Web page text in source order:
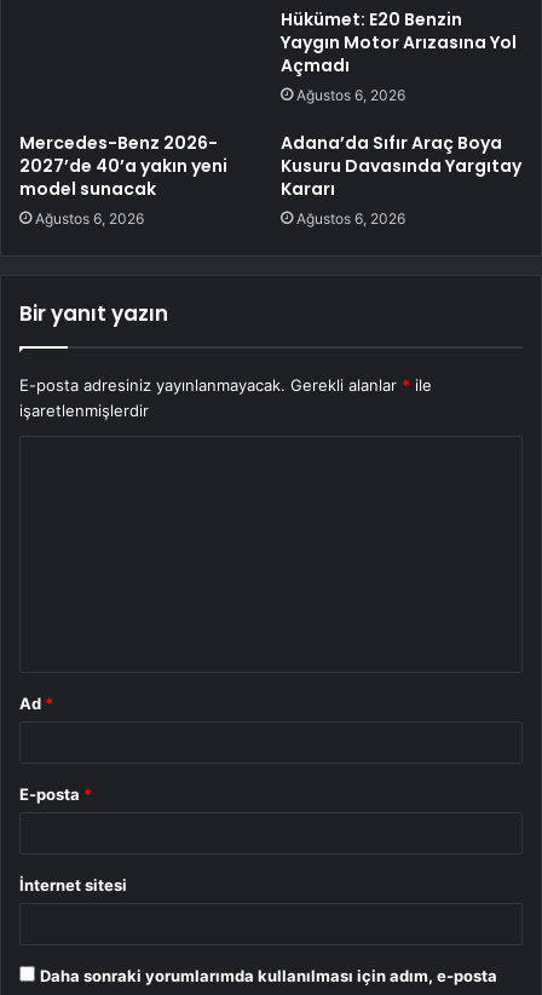
Hükümet: E20 Benzin
Yaygın Motor Arızasına Yol
Açmadı
Ağustos 6, 2026
Mercedes-Benz 2026-
2027’de 40’a yakın yeni
model sunacak
Ağustos 6, 2026
Adana’da Sıfır Araç Boya
Kusuru Davasında Yargıtay
Kararı
Ağustos 6, 2026
Bir yanıt yazın
E-posta adresiniz yayınlanmayacak. Gerekli alanlar * ile
işaretlenmişlerdir
Ad *
E-posta *
İnternet sitesi
Daha sonraki yorumlarımda kullanılması için adım, e-posta